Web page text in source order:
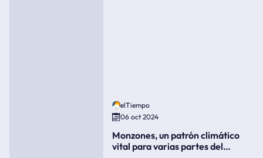
elTiempo
06 oct 2024
Monzones, un patrón climático
vital para varias partes del